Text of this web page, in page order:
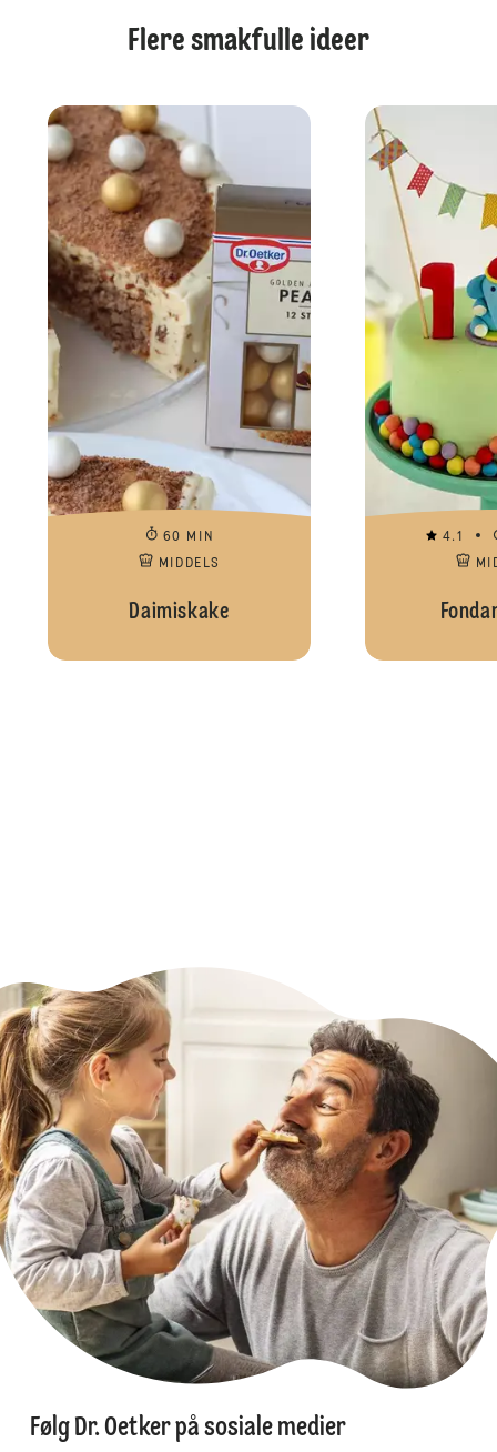
Flere smakfulle ideer
60 MIN
MIDDELS
Daimiskake
4.1
Følg Dr. Oetker på sosiale medier